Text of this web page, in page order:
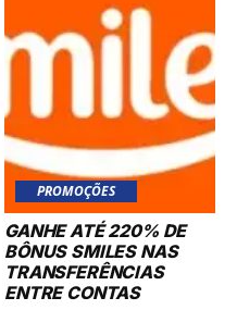
PROMOÇÕES
GANHE ATÉ 220% DE
BÔNUS SMILES NAS
TRANSFERÊNCIAS
ENTRE CONTAS